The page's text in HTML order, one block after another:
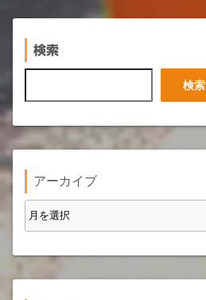
検索
索
検索
アーカイブ